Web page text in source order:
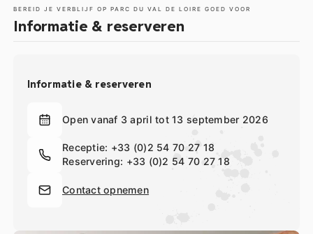
BEREID JE VERBLIJF OP PARC DU VAL DE LOIRE GOED VOOR
Informatie & reserveren
Informatie & reserveren
Open vanaf 3 april tot 13 september 2026
Receptie: +33 (0)2 54 70 27 18
Reservering: +33 (0)2 54 70 27 18
Contact opnemen